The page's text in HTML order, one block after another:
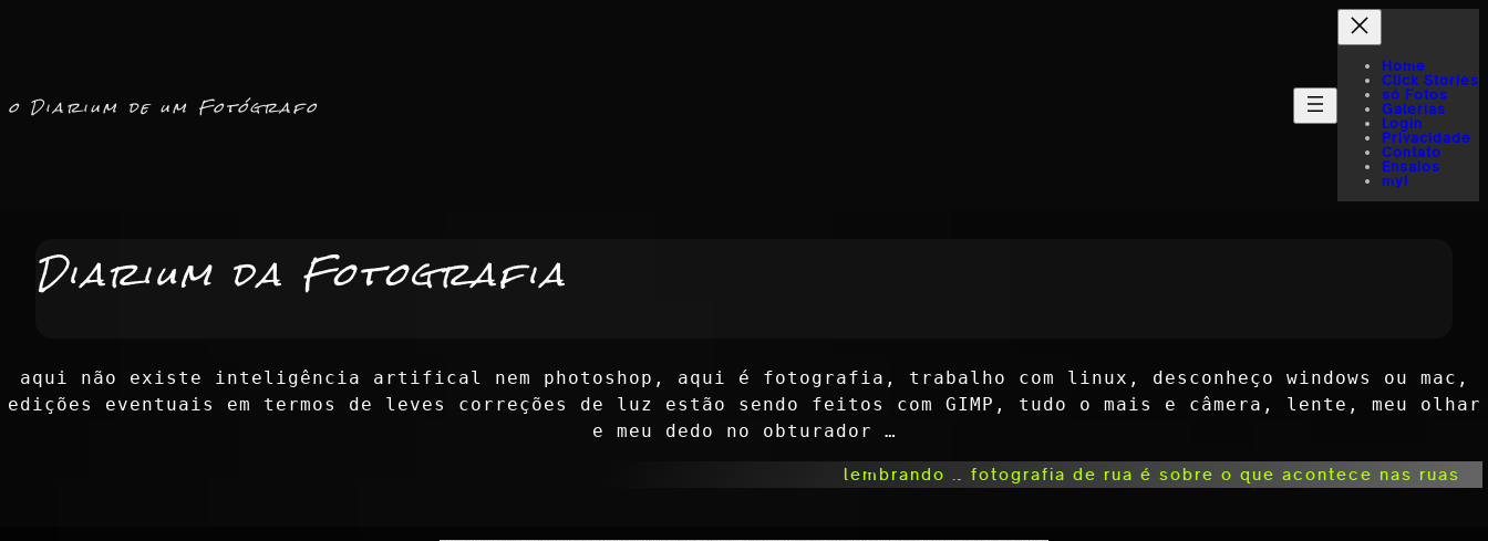
o Diarium de um Fotógrafo
Home
Click Stories
só Fotos
Galerias
Login
Privacidade
Contato
Ensaios
myI
Diarium da Fotografia
aqui não existe inteligência artifical nem photoshop, aqui é fotografia, trabalho com linux, desconheço windows ou mac,
edições eventuais em termos de leves correções de luz estão sendo feitos com GIMP, tudo o mais e câmera, lente, meu olhar
e meu dedo no obturador …
lembrando … fotografia de rua é sobre o que acontece nas ruas